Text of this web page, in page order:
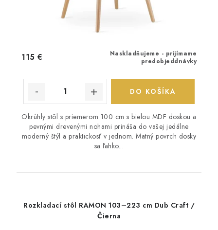
Naskladňujeme - prijímame
predobjeddnávky
115 €
DO KOŠÍKA
Okrúhly stôl s priemerom 100 cm s bielou MDF doskou a
pevnými drevenými nohami prináša do vašej jedálne
moderný štýl a praktickosť v jednom. Matný povrch dosky
sa ľahko...
Rozkladací stôl RAMON 103–223 cm Dub Craft /
Čierna